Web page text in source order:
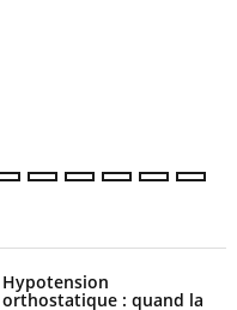
Hypotension
orthostatique : quand la